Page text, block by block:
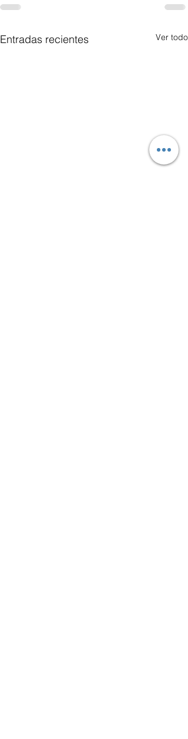
Entradas recientes Ver todo